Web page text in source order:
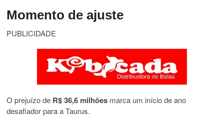
Momento de ajuste
PUBLICIDADE
O prejuízo de R$ 36,6 milhões marca um início de ano
desafiador para a Taurus.